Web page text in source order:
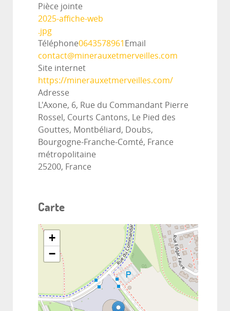
Pièce jointe
2025-affiche-web
.jpg
Téléphone0643578961 Email
contact@minerauxetmerveilles.com
Site internet
https://minerauxetmerveilles.com/
Adresse
L'Axone, 6, Rue du Commandant Pierre
Rossel, Courts Cantons, Le Pied des
Gouttes, Montbéliard, Doubs,
Bourgogne-Franche-Comté, France
métropolitaine
25200, France
Carte
+
−